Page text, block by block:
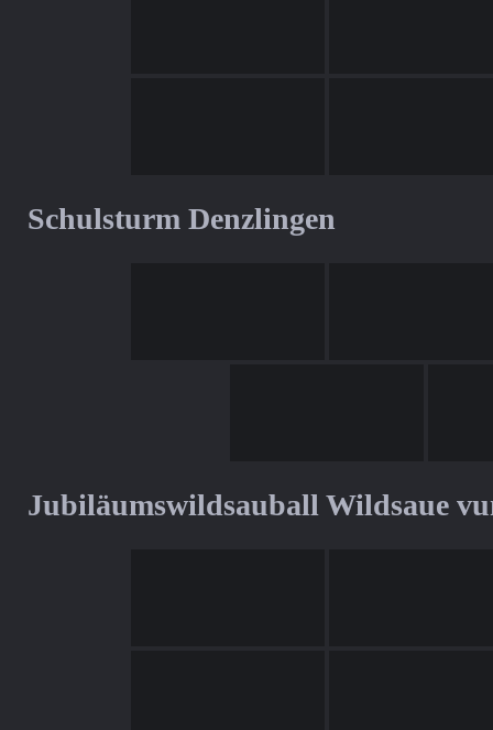
Schulsturm Denzlingen
Jubiläumswildsauball Wildsaue